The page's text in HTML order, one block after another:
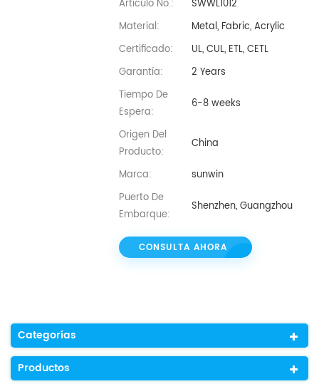
Artículo No.:
SWWL1012
Material:
Metal, Fabric, Acrylic
Certificado:
UL, CUL, ETL, CETL
Garantía:
2 Years
Tiempo De
Espera:
6-8 weeks
Origen Del
Producto:
China
Marca:
sunwin
Puerto De
Embarque:
Shenzhen, Guangzhou
CONSULTA AHORA
Categorías
Productos